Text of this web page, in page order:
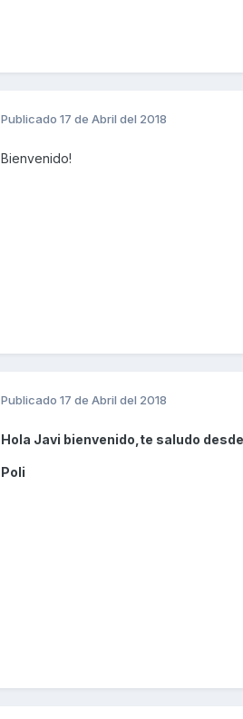
Publicado 17 de Abril del 2018
Bienvenido!
Publicado 17 de Abril del 2018
Hola Javi bienvenido,te saludo
Poli